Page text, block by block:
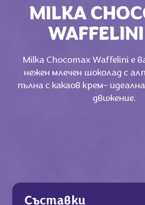
MILKA
Milka Chocomax Waffelini e
нежен млечен шоколад с
пълна с какаов крем-
движение.
Съставки